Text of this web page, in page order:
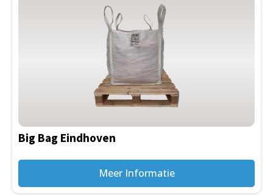
Big Bag Eindhoven
Meer Informatie